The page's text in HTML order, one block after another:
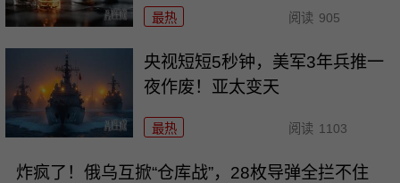
最热 阅读 905
央视短短5秒钟，美军3年兵推一
夜作废！亚太变天
最热 阅读 1103
炸疯了！俄乌互掀“仓库战”，28枚导弹全拦不住